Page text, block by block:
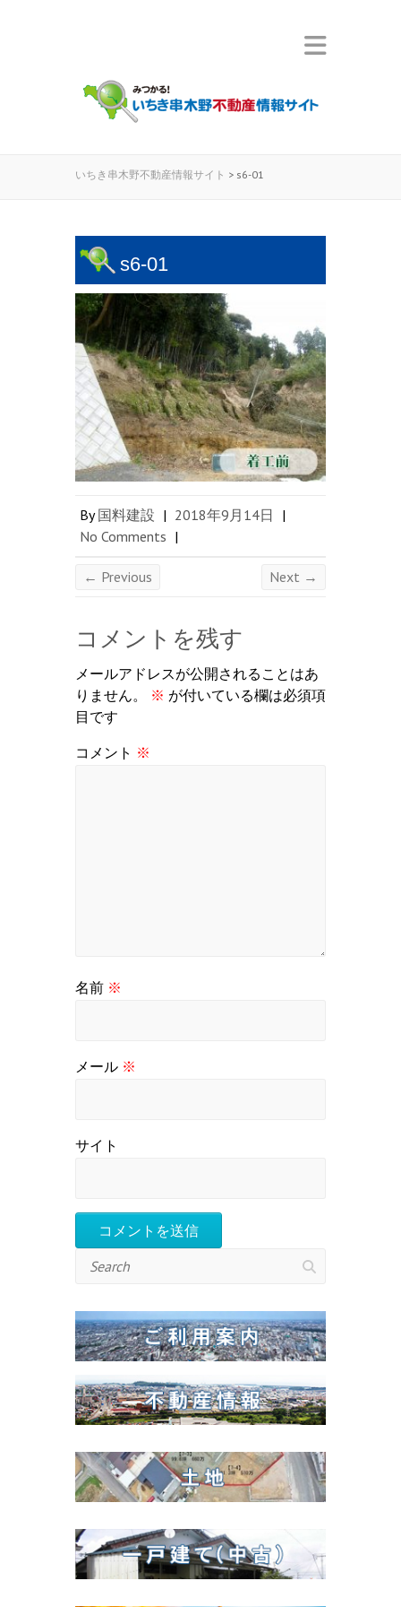
いちき串木野不動産情報サイト > s6-01
s6-01
By国料建設 | 2018年9月14日 |
No Comments |
← Previous Next →
コメントを残す
メールアドレスが公開されることはあ
りません。
※ が付いている欄は必須項
目です
コメント ※
名前 ※
メール ※
サイト
Search